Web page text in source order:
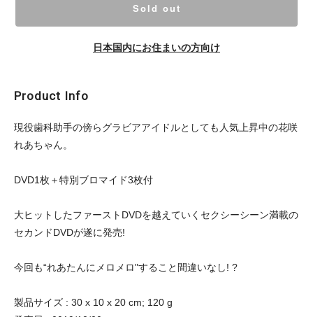
Sold out
日本国内にお住まいの方向け
Product Info
現役歯科助手の傍らグラビアアイドルとしても人気上昇中の花咲
れあちゃん。
DVD1枚＋特別ブロマイド3枚付
大ヒットしたファーストDVDを越えていくセクシーシーン満載の
セカンドDVDが遂に発売!
今回も“れあたんにメロメロ"すること間違いなし! ?
製品サイズ : 30 x 10 x 20 cm; 120 g